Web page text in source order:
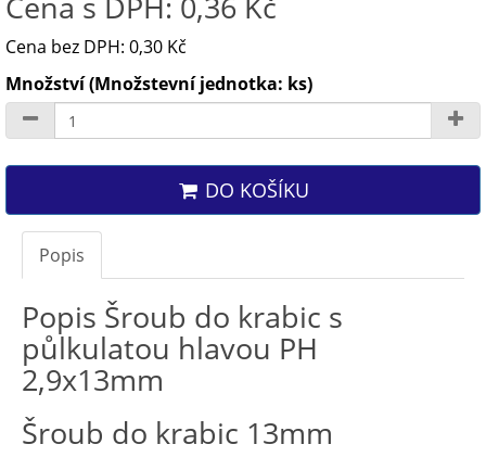
Cena bez DPH: 0,30 Kč
Množství (Množstevní jednotka: ks)
DO KOŠÍKU
Popis
Popis Šroub do krabic s
půlkulatou hlavou PH
2,9x13mm
Šroub do krabic 13mm